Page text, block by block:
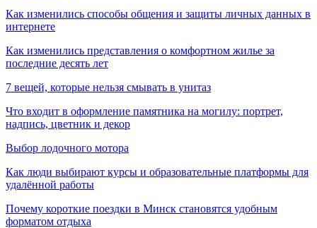
Как изменились способы общения и защиты личных данных в
интернете
Как изменились представления о комфортном жилье за
последние десять лет
7 вещей, которые нельзя смывать в унитаз
Что входит в оформление памятника на могилу: портрет,
надпись, цветник и декор
Выбор лодочного мотора
Как люди выбирают курсы и образовательные платформы для
удалённой работы
Почему короткие поездки в Минск становятся удобным
форматом отдыха